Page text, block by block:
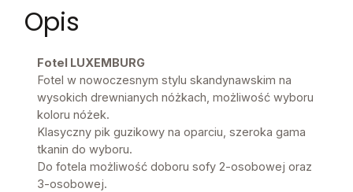
Opis
Fotel LUXEMBURG
Fotel w nowoczesnym stylu skandynawskim na
wysokich drewnianych nóżkach, możliwość wyboru
koloru nóżek.
Klasyczny pik guzikowy na oparciu, szeroka gama
tkanin do wyboru.
Do fotela możliwość doboru sofy 2-osobowej oraz
3-osobowej.